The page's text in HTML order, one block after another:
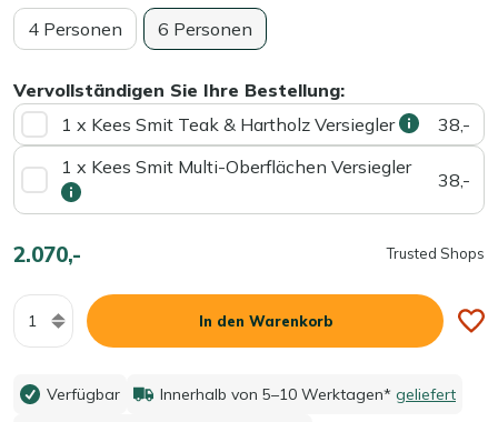
4 Personen
6 Personen
Vervollständigen Sie Ihre Bestellung:
1 x Kees Smit Teak & Hartholz Versiegler
38,-
1 x Kees Smit Multi-Oberflächen Versiegler
38,-
2.070,- Trusted Shops
Menge
In den Warenkorb
Verfügbar Innerhalb von 5–10 Werktagen* geliefert